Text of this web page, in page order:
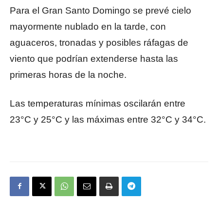
Para el Gran Santo Domingo se prevé cielo
mayormente nublado en la tarde, con
aguaceros, tronadas y posibles ráfagas de
viento que podrían extenderse hasta las
primeras horas de la noche.
Las temperaturas mínimas oscilarán entre
23°C y 25°C y las máximas entre 32°C y 34°C.